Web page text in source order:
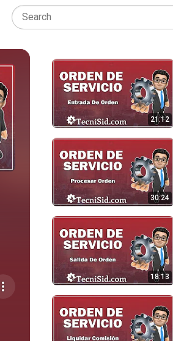
21:12
30:24
18:13